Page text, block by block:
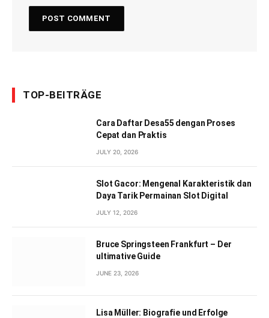
TOP-BEITRÄGE
Cara Daftar Desa55 dengan Proses
Cepat dan Praktis
JULY 20, 2026
Slot Gacor: Mengenal Karakteristik dan
Daya Tarik Permainan Slot Digital
JULY 12, 2026
Bruce Springsteen Frankfurt – Der
ultimative Guide
JUNE 23, 2026
Lisa Müller: Biografie und Erfolge